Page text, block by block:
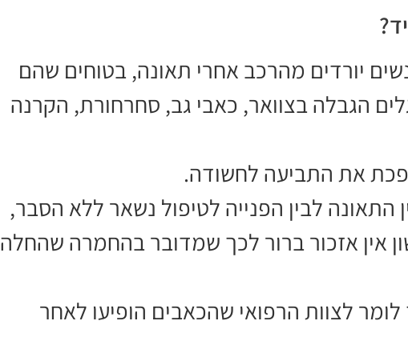
יורדים מהרכב אחרי תאונה, בטוחים שהם
הגבלה בצוואר, כאבי גב, סחרחורת, הקרנה
את התביעה לחשודה.
לבין הפנייה לטיפול נשאר ללא הסבר,
אין אזכור ברור לכך שמדובר בהחמרה שהחלה
לצוות הרפואי שהכאבים הופיעו לאחר